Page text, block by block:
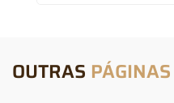
OUTRAS PÁGINAS